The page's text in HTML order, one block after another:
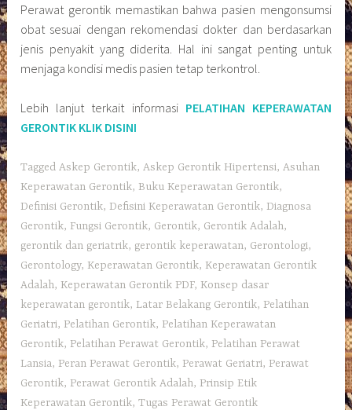
Perawat gerontik memastikan bahwa pasien mengonsumsi
obat sesuai dengan rekomendasi dokter dan berdasarkan
jenis penyakit yang diderita. Hal ini sangat penting untuk
menjaga kondisi medis pasien tetap terkontrol.
Lebih lanjut terkait informasi PELATIHAN KEPERAWATAN
GERONTIK KLIK DISINI
TaggedAskep Gerontik,Askep Gerontik Hipertensi,Asuhan
Keperawatan Gerontik, Buku Keperawatan Gerontik,
Definisi Gerontik,Defisini Keperawatan Gerontik,Diagnosa
Gerontik, Fungsi Gerontik, Gerontik, Gerontik Adalah,
gerontik dan geriatrik, gerontik keperawatan, Gerontologi,
Gerontology, Keperawatan Gerontik, Keperawatan Gerontik
Adalah, Keperawatan Gerontik PDF, Konsep dasar
keperawatan gerontik, Latar Belakang Gerontik, Pelatihan
Geriatri, Pelatihan Gerontik, Pelatihan Keperawatan
Gerontik, Pelatihan Perawat Gerontik, Pelatihan Perawat
Lansia, Peran Perawat Gerontik, Perawat Geriatri, Perawat
Gerontik, Perawat Gerontik Adalah, Prinsip Etik
Keperawatan Gerontik,Tugas Perawat Gerontik